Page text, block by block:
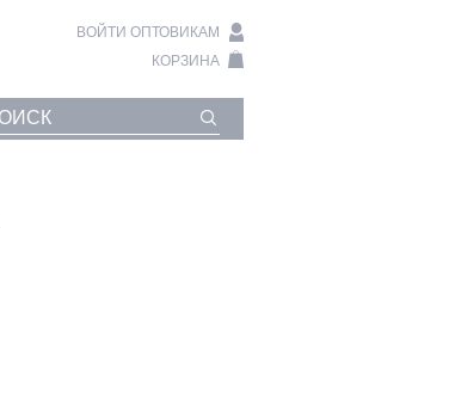
ВОЙТИ ОПТОВИКАМ
КОРЗИНА